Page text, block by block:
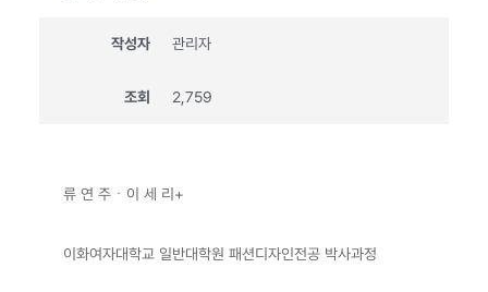
작성자 관리자
조회 2,759
류 연 주ㆍ이 세 리+
이화여자대학교 일반대학원 패션디자인전공 박사과정